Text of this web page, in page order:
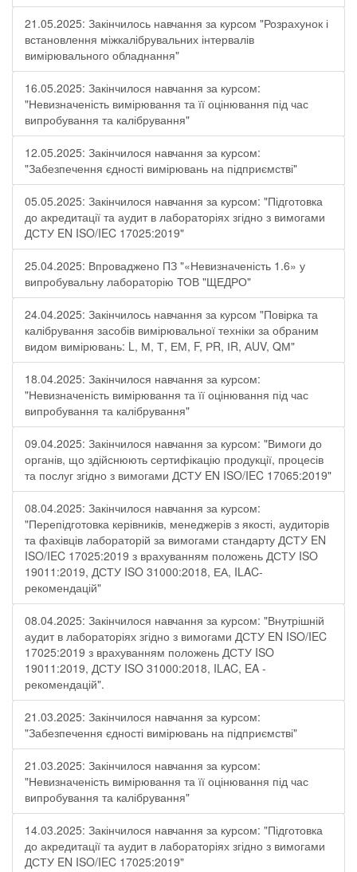
21.05.2025: Закінчилось навчання за курсом "Розрахунок і
встановлення міжкалібрувальних інтервалів
вимірювального обладнання"
16.05.2025: Закінчилося навчання за курсом:
"Невизначеність вимірювання та її оцінювання під час
випробування та калібрування"
12.05.2025: Закінчилося навчання за курсом:
"Забезпечення єдності вимірювань на підприємстві"
05.05.2025: Закінчилося навчання за курсом: "Підготовка
до акредитації та аудит в лабораторіях згідно з вимогами
ДСТУ EN ISO/IEC 17025:2019"
25.04.2025: Впроваджено ПЗ "«Невизначеність 1.6» у
випробувальну лабораторію ТОВ "ЩЕДРО"
24.04.2025: Закінчилось навчання за курсом "Повірка та
калібрування засобів вимірювальної техніки за обраним
видом вимірювань: L, М, Т, ЕМ, F, РR, ІR, АUV, QМ"
18.04.2025: Закінчилося навчання за курсом:
"Невизначеність вимірювання та її оцінювання під час
випробування та калібрування"
09.04.2025: Закінчилося навчання за курсом: "Вимоги до
органів, що здійснюють сертифікацію продукції, процесів
та послуг згідно з вимогами ДСТУ EN ISO/IEC 17065:2019"
08.04.2025: Закінчилося навчання за курсом:
"Перепідготовка керівників, менеджерів з якості, аудиторів
та фахівців лабораторій за вимогами стандарту ДСТУ EN
ISO/IEC 17025:2019 з врахуванням положень ДСТУ ISO
19011:2019, ДСТУ ISO 31000:2018, ЕА, ILAC-
рекомендацій"
08.04.2025: Закінчилося навчання за курсом: "Внутрішній
аудит в лабораторіях згідно з вимогами ДСТУ EN ISO/IEC
17025:2019 з врахуванням положень ДСТУ ISO
19011:2019, ДСТУ ISO 31000:2018, ILAC, EA -
рекомендацій".
21.03.2025: Закінчилося навчання за курсом:
"Забезпечення єдності вимірювань на підприємстві"
21.03.2025: Закінчилося навчання за курсом:
"Невизначеність вимірювання та її оцінювання під час
випробування та калібрування"
14.03.2025: Закінчилося навчання за курсом: "Підготовка
до акредитації та аудит в лабораторіях згідно з вимогами
ДСТУ EN ISO/IEC 17025:2019"